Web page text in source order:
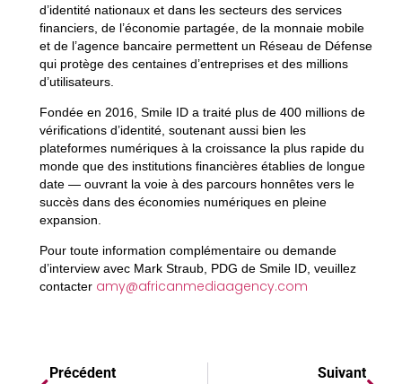
d’identité nationaux et dans les secteurs des services
financiers, de l’économie partagée, de la monnaie mobile
et de l’agence bancaire permettent un Réseau de Défense
qui protège des centaines d’entreprises et des millions
d’utilisateurs.
Fondée en 2016, Smile ID a traité plus de 400 millions de
vérifications d’identité, soutenant aussi bien les
plateformes numériques à la croissance la plus rapide du
monde que des institutions financières établies de longue
date — ouvrant la voie à des parcours honnêtes vers le
succès dans des économies numériques en pleine
expansion.
Pour toute information complémentaire ou demande
d’interview avec Mark Straub, PDG de Smile ID, veuillez
contacter amy@africanmediaagency.com
Précédent Suivant